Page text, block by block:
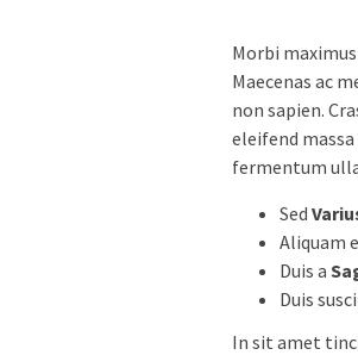
Morbi
Maecenas ac
non sapien.
eleifend
fermentum
Sed
Aliquam
Duis a
Duis
In sit amet